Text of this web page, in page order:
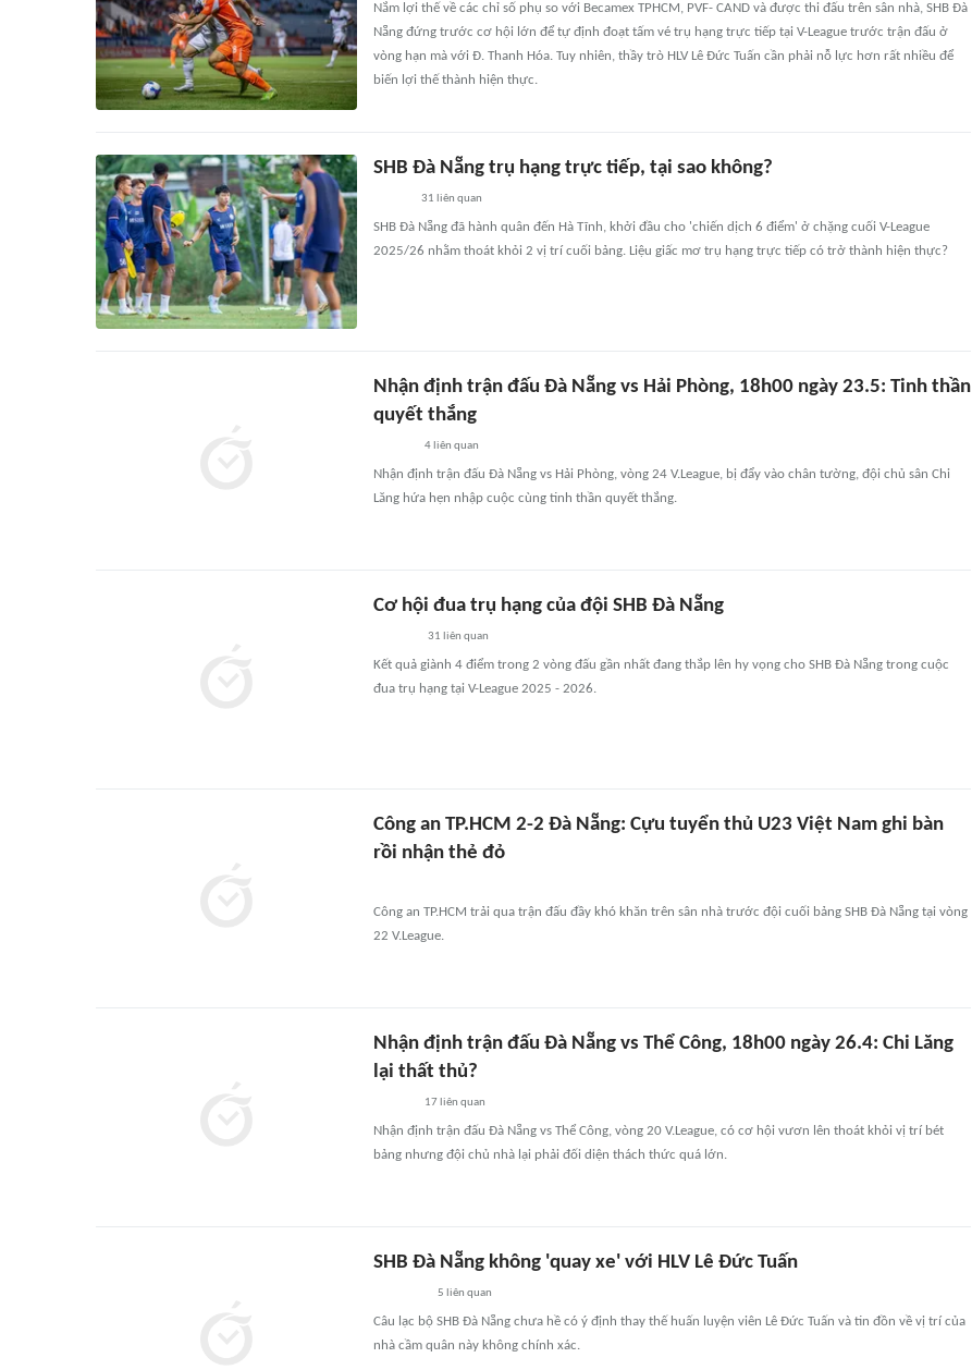
Nắm lợi thế về các chỉ số phụ so với Becamex TPHCM, PVF- CAND và được thi đấu trên sân nhà, SHB Đà
Nẵng đứng trước cơ hội lớn để tự định đoạt tấm vé trụ hạng trực tiếp tại V-League trước trận đấu ở
vòng hạn mà với Đ. Thanh Hóa. Tuy nhiên, thầy trò HLV Lê Đức Tuấn cần phải nỗ lực hơn rất nhiều để
biến lợi thế thành hiện thực.
SHB Đà Nẵng trụ hạng trực tiếp, tại sao không?
31 liên quan
SHB Đà Nẵng đã hành quân đến Hà Tĩnh, khởi đầu cho 'chiến dịch 6 điểm' ở chặng cuối V-League
2025/26 nhằm thoát khỏi 2 vị trí cuối bảng. Liệu giấc mơ trụ hạng trực tiếp có trở thành hiện thực?
Nhận định trận đấu Đà Nẵng vs Hải Phòng, 18h00 ngày 23.5: Tinh thần
quyết thắng
4liên quan
Nhận định trận đấu Đà Nẵng vs Hải Phòng, vòng 24 V.League, bị đẩy vào chân tường, đội chủ sân Chi
Lăng hứa hẹn nhập cuộc cùng tinh thần quyết thắng.
Cơ hội đua trụ hạng của đội SHB Đà Nẵng
31 liên quan
Kết quả giành 4 điểm trong 2 vòng đấu gần nhất đang thắp lên hy vọng cho SHB Đà Nẵng trong cuộc
đua trụ hạng tại V-League 2025 - 2026.
Công an TP.HCM 2-2 Đà Nẵng: Cựu tuyển thủ U23 Việt Nam ghi bàn
rồi nhận thẻ đỏ
Công an TP.HCM trải qua trận đấu đầy khó khăn trên sân nhà trước đội cuối bảng SHB Đà Nẵng tại vòng
22 V.League.
Nhận định trận đấu Đà Nẵng vs Thể Công, 18h00 ngày 26.4: Chi Lăng
lại thất thủ?
17liên quan
Nhận định trận đấu Đà Nẵng vs Thể Công, vòng 20 V.League, có cơ hội vươn lên thoát khỏi vị trí bét
bảng nhưng đội chủ nhà lại phải đối diện thách thức quá lớn.
SHB Đà Nẵng không 'quay xe' với HLV Lê Đức Tuấn
5 liên quan
Câu lạc bộ SHB Đà Nẵng chưa hề có ý định thay thế huấn luyện viên Lê Đức Tuấn và tin đồn về vị trí của
nhà cầm quân này không chính xác.